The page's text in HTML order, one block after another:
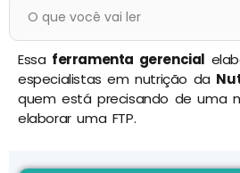
O que você vai ler
Essa ferramenta gerencial
especialistas em nutrição da
quem está precisando de uma
elaborar uma FTP.